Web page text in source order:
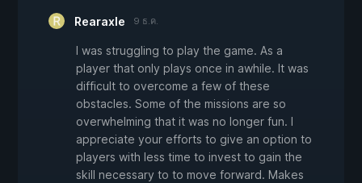
Rearaxle 9 ธ.ค.
I was struggling to play the game. As a
player that only plays once in awhile. It was
difficult to overcome a few of these
obstacles. Some of the missions are so
overwhelming that it was no longer fun. I
appreciate your efforts to give an option to
players with less time to invest to gain the
skill necessary to to move forward. Makes